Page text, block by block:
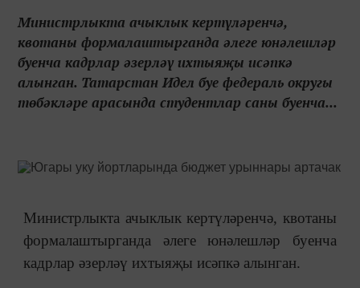
Министрлыкта ачыклык кертүләренчә,
квотаны формалаштырганда әлеге юнәлешләр
буенча кадрлар әзерләү ихтыяҗы исәпкә
алынган. Татарстан Идел буе федераль округы
төбәкләре арасында студентлар саны буенча...
Министрлыкта ачыклык кертүләренчә, квотаны
формалаштырганда әлеге юнәлешләр буенча
кадрлар әзерләү ихтыяҗы исәпкә алынган.